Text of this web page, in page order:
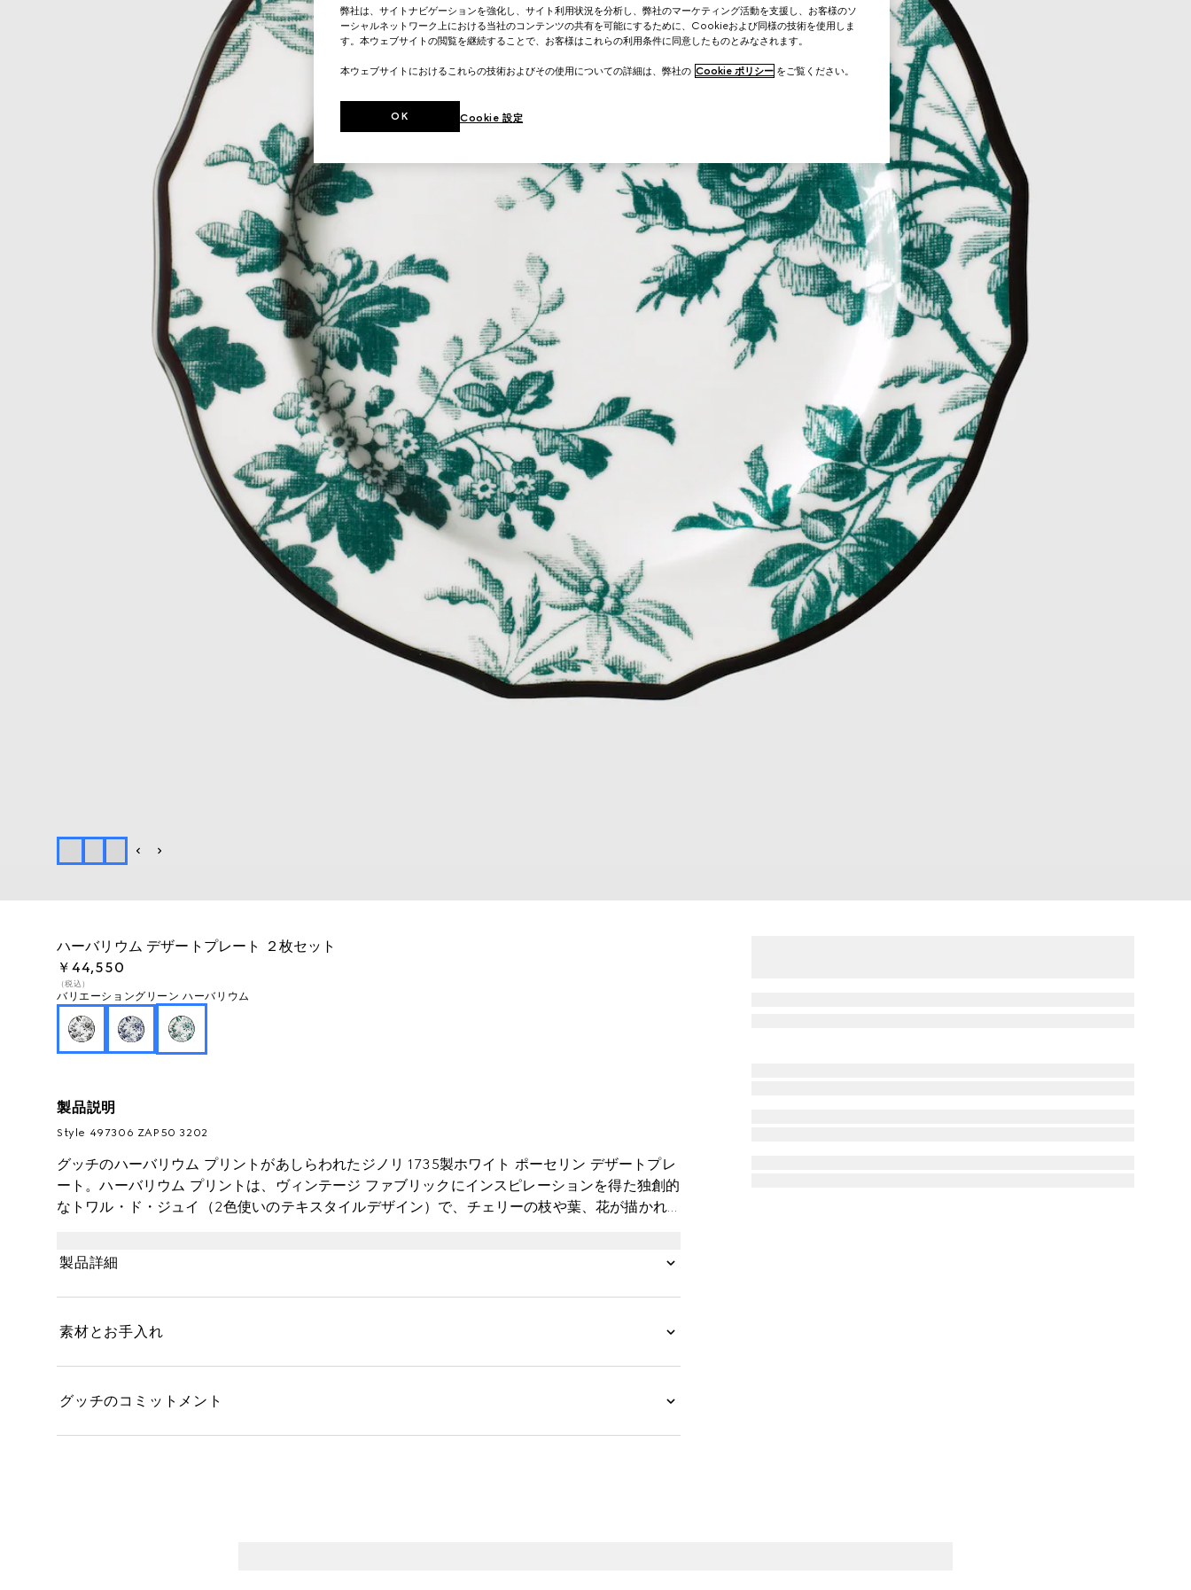
ハーバリウム デザートプレート ２枚セット
￥44,550
（税込）
バリエーショングリーン ハーバリウム
製品説明
Style ‎497306 ZAP50 3202
グッチのハーバリウム プリントがあしらわれたジノリ 1735製ホワイト ポーセリン デザートプレ
ート。ハーバリウム プリントは、ヴィンテージ ファブリックにインスピレーションを得た独創的
なトワル・ド・ジュイ（2色使いのテキスタイルデザイン）で、チェリーの枝や葉、花が描かれ
製品詳細
素材とお手入れ
グッチのコミットメント
弊社は、サイトナビゲーションを強化し、サイト利用状況を分析し、弊社のマーケティング活動を支援し、お客様のソ
ーシャルネットワーク上における当社のコンテンツの共有を可能にするために、Cookieおよび同様の技術を使用しま
す。本ウェブサイトの閲覧を継続することで、お客様はこれらの利用条件に同意したものとみなされます。
本ウェブサイトにおけるこれらの技術およびその使用についての詳細は、弊社の Cookie ポリシー をご覧ください。
Cookie 設定
OK